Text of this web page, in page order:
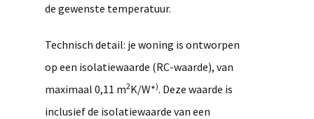
de gewenste temperatuur.
Technisch detail: je woning is ontworpen
op een isolatiewaarde (RC-waarde), van
maximaal 0,11 m2K/W*). Deze waarde is
inclusief de isolatiewaarde van een